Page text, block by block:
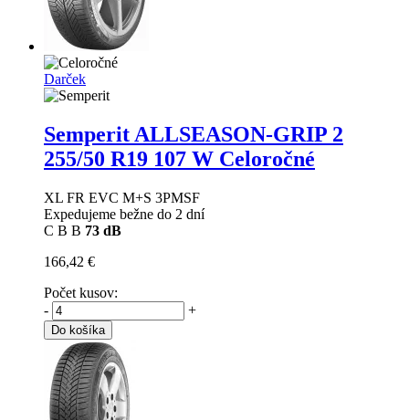
Darček
Semperit ALLSEASON-GRIP 2
255/50 R19 107 W Celoročné
XL FR EVC M+S 3PMSF
Expedujeme bežne do 2 dní
C B B 73 dB
166,42 €
Počet kusov:
-
+
Do košíka